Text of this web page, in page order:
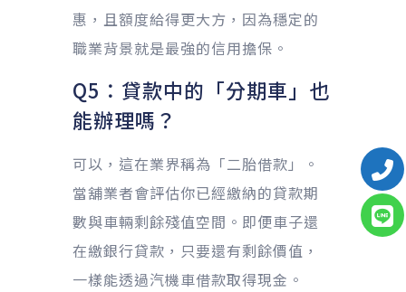
惠，且額度給得更大方，因為穩定的
職業背景就是最強的信用擔保。
Q5：貸款中的「分期車」也
能辦理嗎？
可以，這在業界稱為「二胎借款」。
當舖業者會評估你已經繳納的貸款期
數與車輛剩餘殘值空間。即便車子還
在繳銀行貸款，只要還有剩餘價值，
一樣能透過汽機車借款取得現金。